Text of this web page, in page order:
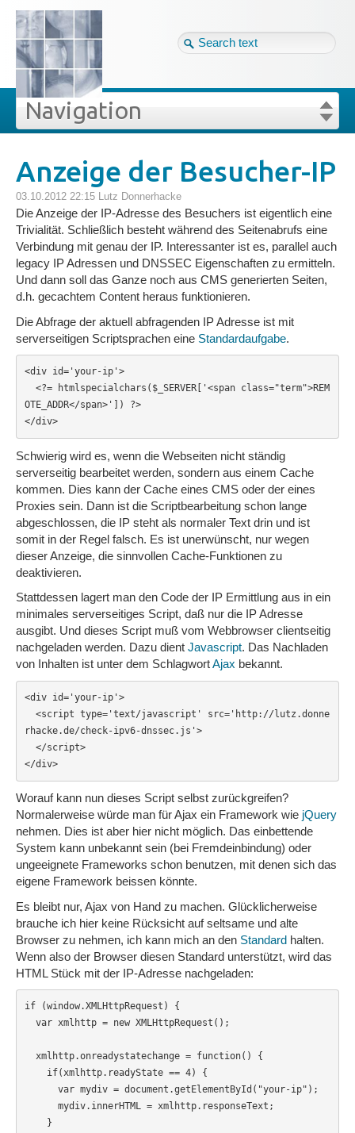
Tag cloud
Site map
Login
Forgot your password?
Navigation
Projekte
Veröffentlichungen
Blog
Impressum
Datenschutz
Blog Anzeige der Besucher-IP
Anzeige der Besucher-IP
03.10.2012 22:15 Lutz Donnerhacke
Die Anzeige der IP-Adresse des Besuchers ist eigentlich eine
Trivialität. Schließlich besteht während des Seitenabrufs eine
Verbindung mit genau der IP. Interessanter ist es, parallel auch
legacy IP Adressen und DNSSEC Eigenschaften zu ermitteln.
Und dann soll das Ganze noch aus CMS generierten Seiten,
d.h. gecachtem Content heraus funktionieren.
Die Abfrage der aktuell abfragenden IP Adresse ist mit
serverseitigen Scriptsprachen eine Standardaufgabe.
<div id='your-ip'>
OTE_ADDR</span>']) ?>
</div>
Schwierig wird es, wenn die Webseiten nicht ständig
serverseitig bearbeitet werden, sondern aus einem Cache
kommen. Dies kann der Cache eines CMS oder der eines
Proxies sein. Dann ist die Scriptbearbeitung schon lange
abgeschlossen, die IP steht als normaler Text drin und ist
somit in der Regel falsch. Es ist unerwünscht, nur wegen
dieser Anzeige, die sinnvollen Cache-Funktionen zu
deaktivieren.
Stattdessen lagert man den Code der IP Ermittlung aus in ein
minimales serverseitiges Script, daß nur die IP Adresse
ausgibt. Und dieses Script muß vom Webbrowser clientseitig
nachgeladen werden. Dazu dient Javascript. Das Nachladen
von Inhalten ist unter dem SchlagwortAjax bekannt.
<div id='your-ip'>
rhacke.de/check-ipv6-dnssec.js'>
</div>
Worauf kann nun dieses Script selbst zurückgreifen?
Normalerweise würde man für Ajax ein Framework wie jQuery
nehmen. Dies ist aber hier nicht möglich. Das einbettende
System kann unbekannt sein (bei Fremdeinbindung) oder
ungeeignete Frameworks schon benutzen, mit denen sich das
eigene Framework beissen könnte.
Es bleibt nur, Ajax von Hand zu machen. Glücklicherweise
brauche ich hier keine Rücksicht auf seltsame und alte
Browser zu nehmen, ich kann mich an den Standard halten.
Wenn also der Browser diesen Standard unterstützt, wird das
HTML Stück mit der IP-Adresse nachgeladen:
if (window.XMLHttpRequest) {
var xmlhttp = new XMLHttpRequest();
xmlhttp.onreadystatechange = function() {
if(xmlhttp.readyState == 4) {
var mydiv = document.getElementById("your-ip");
mydiv.innerHTML = xmlhttp.responseText;
}